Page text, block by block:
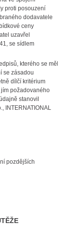
proti posouzení
dodavatele
ceny
uzavřel
se sídlem
kterého se měl
se zásadou
dílčí kritérium
požadovaného
stanovil
INTERNATIONAL
pozdějších